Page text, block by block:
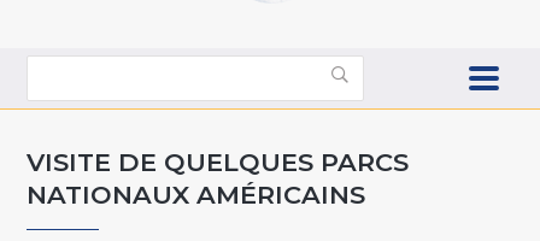
VISITE DE QUELQUES PARCS
NATIONAUX AMÉRICAINS